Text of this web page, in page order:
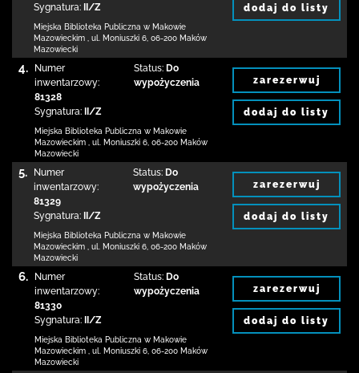
Sygnatura:
II/Z
Miejska Biblioteka Publiczna w Makowie
Mazowieckim
ul. Moniuszki 6 06-200 Maków
Mazowiecki
dodaj do listy
4.
Numer
inwentarzowy:
81328
Sygnatura:
II/Z
Status: Do
wypożyczenia
Miejska Biblioteka Publiczna w Makowie
Mazowieckim
ul. Moniuszki 6 06-200 Maków
Mazowiecki
zarezerwuj
dodaj do listy
5.
Numer
inwentarzowy:
81329
Sygnatura:
II/Z
Status: Do
wypożyczenia
Miejska Biblioteka Publiczna w Makowie
Mazowieckim
ul. Moniuszki 6 06-200 Maków
Mazowiecki
zarezerwuj
dodaj do listy
6.
Numer
inwentarzowy:
81330
Sygnatura:
II/Z
Status: Do
wypożyczenia
Miejska Biblioteka Publiczna w Makowie
Mazowieckim
ul. Moniuszki 6 06-200 Maków
Mazowiecki
zarezerwuj
dodaj do listy